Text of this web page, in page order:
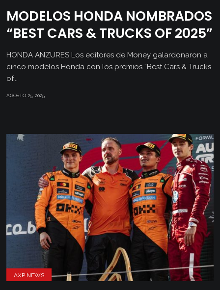
MODELOS HONDA NOMBRADOS
“BEST CARS & TRUCKS OF 2025”
HONDA ANZURES Los editores de Money galardonaron a
cinco modelos Honda con los premios “Best Cars & Trucks
of...
AGOSTO 25, 2025
AXP NEWS